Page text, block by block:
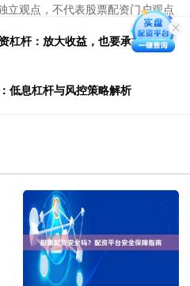
立观点，不代表股票配资门户观点
杠杆：放大收益，也要承担更高
低息杠杆与风控策略解析